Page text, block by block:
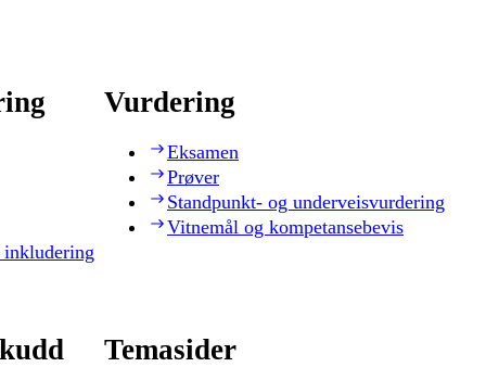
Vurdering
Eksamen
Prøver
Standpunkt- og underveisvurdering
Vitnemål og kompetansebevis
Temasider